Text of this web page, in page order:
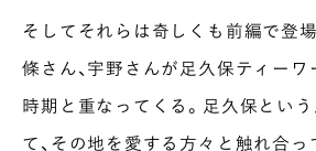
そしてそれらは奇しくも前編で登
條さん、宇野さんが足久保ティー
時期と重なってくる。足久保とい
て、その地を愛する方々と触れ合っ